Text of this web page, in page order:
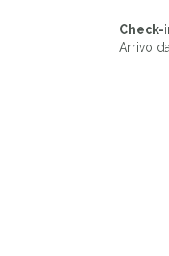
Check-
Arrivo